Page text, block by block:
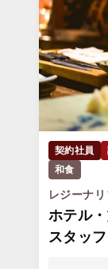
契約社員
和食
レジーナ
ホテル
スタッ